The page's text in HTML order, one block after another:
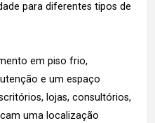
para diferentes tipos de
em piso frio,
e um espaço
lojas, consultórios,
uma localização